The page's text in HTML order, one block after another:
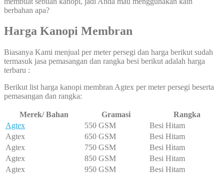
berbahan apa?
Harga Kanopi Membran
Biasanya Kami menjual per meter persegi dan harga berikut sudah
termasuk jasa pemasangan dan rangka besi berikut adalah harga
terbaru :
Berikut list harga kanopi membran Agtex per meter persegi beserta
pemasangan dan rangka:
Merek/ Bahan Gramasi
Rangka
Agtex
550 GSM
Besi Hitam
Agtex
650 GSM
Besi Hitam
Agtex
750 GSM
Besi Hitam
Agtex
850 GSM
Besi Hitam
Agtex
950 GSM Besi Hitam